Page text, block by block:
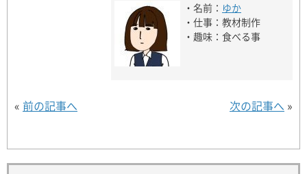
・名前： ゆか
・仕事：教材制作
・趣味：食べる事
« 前の記事へ 次の記事へ »